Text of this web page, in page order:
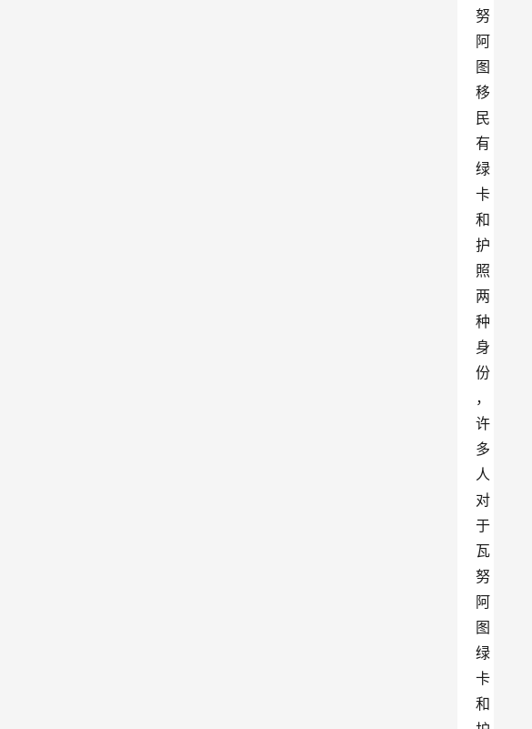
努
阿
图
移
民
有
绿
卡
和
护
照
两
种
身
份
，
许
多
人
对
于
瓦
努
阿
图
绿
卡
和